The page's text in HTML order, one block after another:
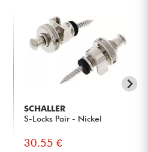
SCHALLER
S-Locks Pair - Nickel
30.55 €